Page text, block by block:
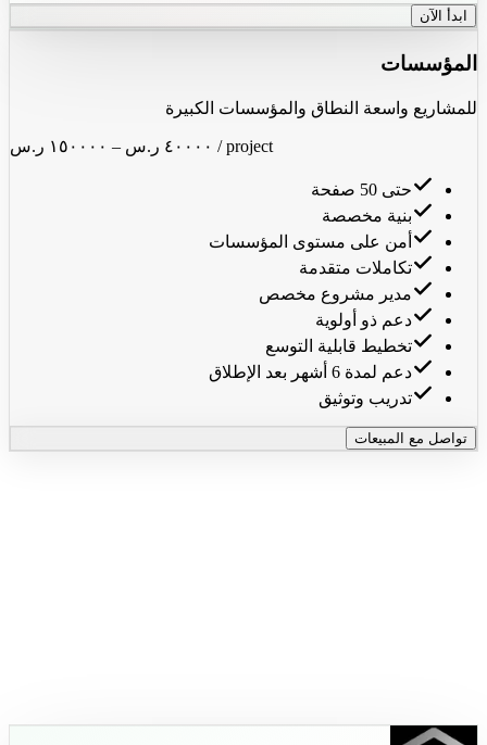
ابدأ الآن
المؤسسات
للمشاريع واسعة النطاق والمؤسسات الكبيرة
٤٠٠٠٠ ر.س – ١٥٠٠٠٠ ر.س / project
حتى 50 صفحة
بنية مخصصة
أمن على مستوى المؤسسات
تكاملات متقدمة
مدير مشروع مخصص
دعم ذو أولوية
تخطيط قابلية التوسع
دعم لمدة 6 أشهر بعد الإطلاق
تدريب وتوثيق
تواصل مع المبيعات